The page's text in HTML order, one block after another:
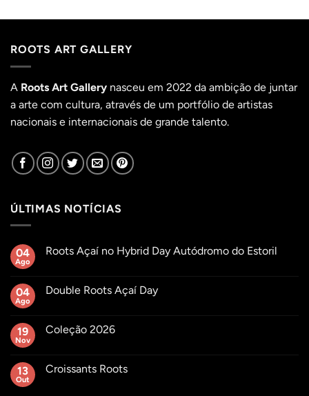
ROOTS ART GALLERY
A Roots Art Gallery nasceu em 2022 da ambição de juntar
a arte com cultura, através de um portfólio de artistas
nacionais e internacionais de grande talento.
ÚLTIMAS NOTÍCIAS
04
Ago
Roots Açaí no Hybrid Day Autódromo do Estoril
Roots
Day
Autódromo
04
Ago
Double Roots Açaí Day
Double
19
Nov
Coleção 2026
Coleção
13
Out
Croissants Roots